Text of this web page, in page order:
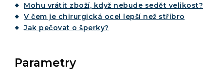
Mohu vrátit zboží, když nebude sedět velikost?
V čem je chirurgická ocel lepší než stříbro
Jak pečovat o šperky?
Parametry